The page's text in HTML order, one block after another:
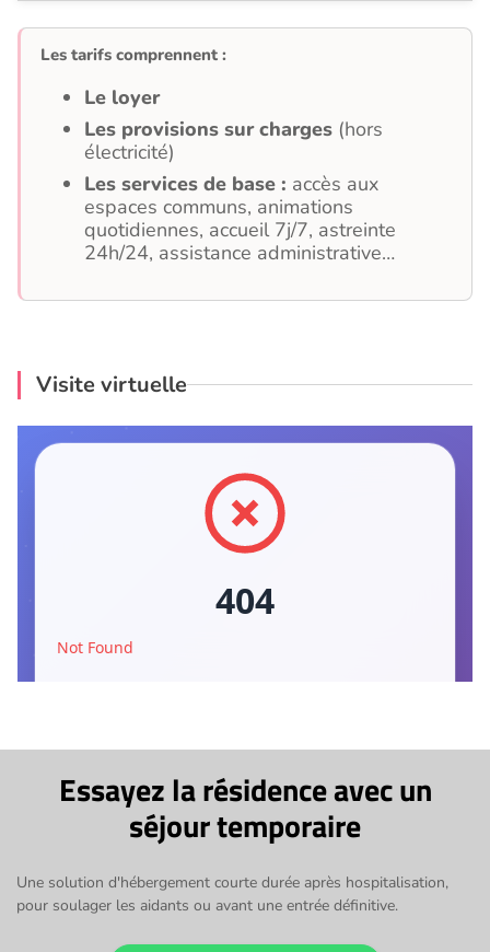
Les tarifs comprennent :
Le loyer
Les provisions sur charges (hors
électricité)
Les services de base : accès aux
espaces communs, animations
quotidiennes, accueil 7j/7, astreinte
24h/24, assistance administrative…
Visite virtuelle
Essayez la résidence avec un
séjour temporaire
Une solution d'hébergement courte durée après hospitalisation,
pour soulager les aidants ou avant une entrée définitive.